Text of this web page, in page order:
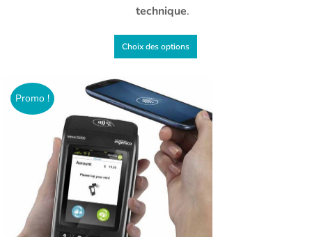
technique.
Choix des options
Promo !